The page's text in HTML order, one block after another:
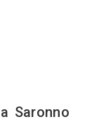
Saronno